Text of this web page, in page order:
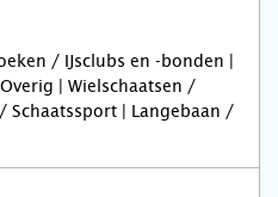
/ IJsclubs en -bonden |
| Wielschaatsen /
Schaatssport | Langebaan /